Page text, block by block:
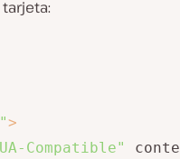
>
Compatible"